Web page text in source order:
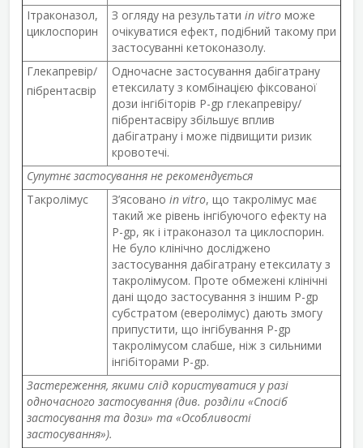
Ітраконазол,
циклоспорин
З огляду на результати in vitro може
очікуватися ефект, подібний такому при
застосуванні кетоконазолу.
Глекапревір/
пібрентасвір
Одночасне застосування дабігатрану
етексилату з комбінацією фіксованої
дози інгібіторів P-gp глекапревіру/
пібрентасвіру збільшує вплив
дабігатрану і може підвищити ризик
кровотечі.
Супутнє застосування не рекомендується
Такролімус
З’ясовано in vitro, що такролімус має
такий же рівень інгібуючого ефекту на
Р-gp, як і ітраконазол та циклоспорин.
Не було клінічно досліджено
застосування дабігатрану етексилату з
такролімусом. Проте обмежені клінічні
дані щодо застосування з іншим Р-gp
субстратом (еверолімус) дають змогу
припустити, що інгібування P-gp
такролімусом слабше, ніж з сильними
інгібіторами Р-gp.
Застереження, якими слід користуватися у разі
одночасного застосування (див. розділи «Спосіб
застосування та дози» та «Особливості
застосування»).